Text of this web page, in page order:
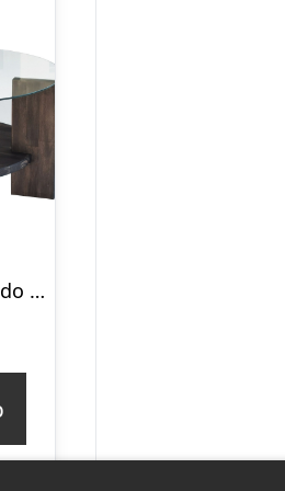
NORDVÄRK Mondo sofabord, m. 1 hylde, rund – glas og antracit fyrretræ (Ø75)